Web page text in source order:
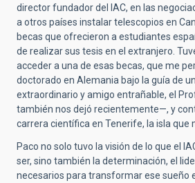
director fundador del IAC, en las
a otros países instalar telescopios en
becas que ofrecieron a estudiantes
de realizar sus tesis en el extranjero.
acceder a una de esas becas, que me
doctorado en Alemania bajo la guía de
extraordinario y amigo entrañable, el
también nos dejó recientemente—, y
carrera científica en Tenerife, la isla que
Paco no solo tuvo la visión de lo que el
ser, sino también la determinación, el
necesarios para transformar ese sueño